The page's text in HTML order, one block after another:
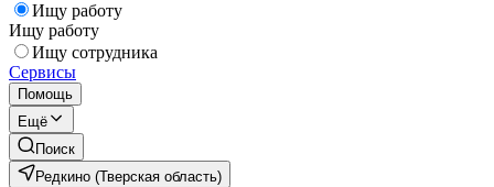
Ищу работу
Ищу работу
Ищу сотрудника
Сервисы
Помощь
Ещё
Поиск
Редкино (Тверская область)